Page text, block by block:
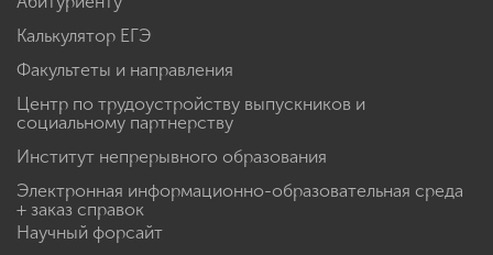
Калькулятор ЕГЭ
Факультеты и направления
Центр по трудоустройству выпускников и
социальному партнерству
Институт непрерывного образования
Электронная информационно-образовательная среда
+ заказ справок
Научный форсайт